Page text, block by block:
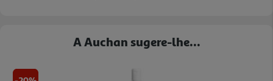
A Auchan sugere-lhe...